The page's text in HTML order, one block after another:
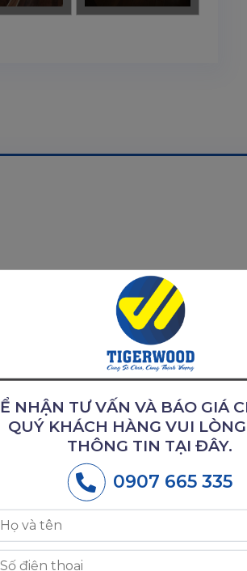
máy móc. Gỗ bán đinh, ốc vít và
khô chậm và người thao tác
bình, sức chịu lực uón xoắn và
những loại gỗ có độ bền cao
ngưỡng độ ẩm 6%): 10.2%
gỗ Walnut
NHẬN TƯ VẤN VÀ BÁO GIÁ
QUÝ KHÁCH HÀNG VUI
THÔNG TIN TẠI ĐÂY.
0907 665 335